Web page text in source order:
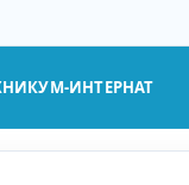
ИНТЕРНАТ